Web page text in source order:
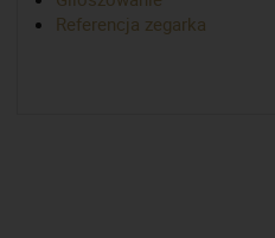
Referencja zegarka